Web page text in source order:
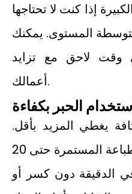
إذا كنت لا تحتاجها
المستوى. يمكنك
وقت لاحق مع تزايد
أعمالك.
الحبر بكفاءة
يغطي المزيد بأقل.
يسمح التسلق الممتاز بالطباعة المستمرة حتى 20
360 نقطة في الدقيقة دون كسر أو